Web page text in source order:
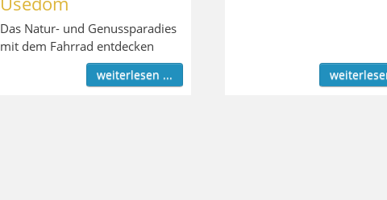
Das Natur- und Genussparadies
mit dem Fahrrad entdecken
weiterlesen ...